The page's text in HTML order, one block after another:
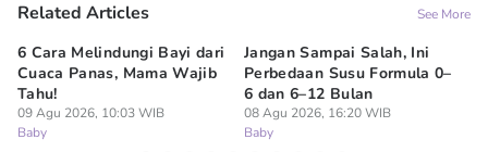
Related Articles See More
6 Cara Melindungi Bayi dari
Cuaca Panas, Mama Wajib
Tahu!
09 Agu 2026, 10:03 WIB
Baby
Jangan Sampai Salah, Ini
Perbedaan Susu Formula 0–
6 dan 6–12 Bulan
08 Agu 2026, 16:20 WIB
Baby